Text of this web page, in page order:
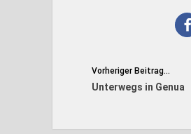
Vorheriger Beitrag...
Unterwegs in Genua